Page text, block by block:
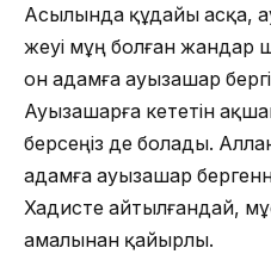
Асылында құдайы асқа,
жеуі мұң болған
он адамға ауызашар
Ауызашарға кететін
берсеңіз де болады.
адамға ауызашар
Хадисте айтылғандай,
амалынан қайырлы.